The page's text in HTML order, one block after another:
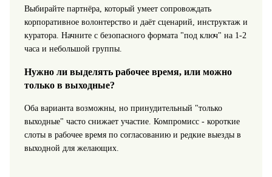
Выбирайте партнёра, который умеет сопровождать
корпоративное волонтерство и даёт сценарий, инструктаж и
куратора. Начните с безопасного формата "под ключ" на 1-2
часа и небольшой группы.
Нужно ли выделять рабочее время, или можно
только в выходные?
Оба варианта возможны, но принудительный "только
выходные" часто снижает участие. Компромисс - короткие
слоты в рабочее время по согласованию и редкие выезды в
выходной для желающих.